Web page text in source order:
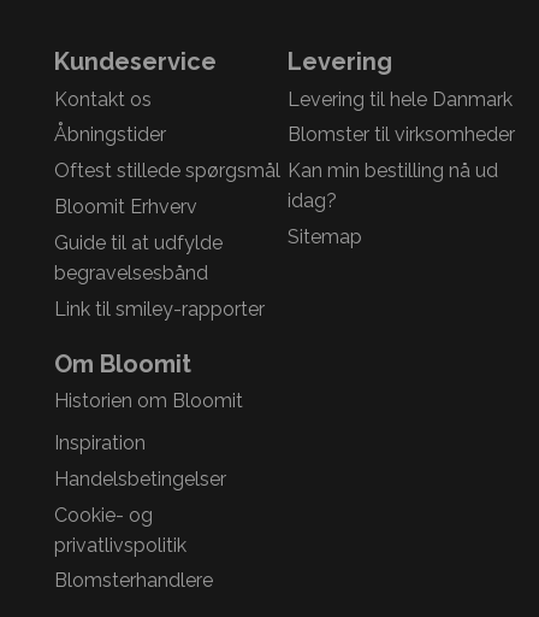
Kundeservice
Kontakt os
Åbningstider
Oftest stillede spørgsmål
Bloomit Erhverv
Guide til at udfylde
begravelsesbånd
Link til smiley-rapporter
Levering
Levering til hele Danmark
Blomster til virksomheder
Kan min bestilling nå ud
idag?
Sitemap
Om Bloomit
Historien om Bloomit
Inspiration
Handelsbetingelser
Cookie- og
privatlivspolitik
Blomsterhandlere